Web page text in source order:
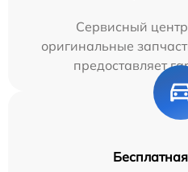
Сервисный
оригинальные
предоставляет